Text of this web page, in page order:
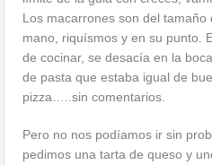
Los macarrones son del
mano, riquísmos y en su punto.
de cocinar, se desacía en la
de pasta que estaba igual de
pizza…..sin comentarios.
Pero no nos podíamos ir sin
pedimos una tarta de queso y